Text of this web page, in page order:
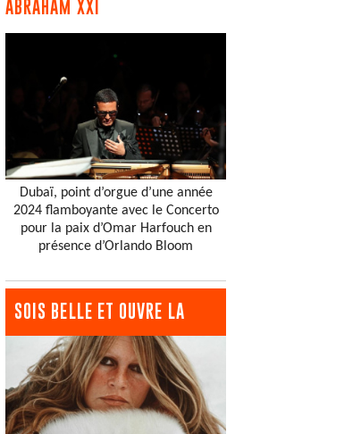
ABRAHAM XXI
Dubaï, point d’orgue d’une année
2024 flamboyante avec le Concerto
pour la paix d’Omar Harfouch en
présence d’Orlando Bloom
SOIS BELLE ET OUVRE LA